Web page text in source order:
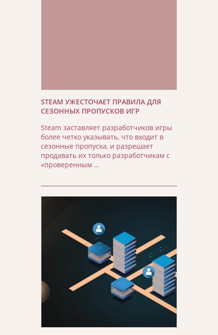
STEAM УЖЕСТОЧАЕТ ПРАВИЛА ДЛЯ
СЕЗОННЫХ ПРОПУСКОВ ИГР
Steam заставляет разработчиков игры
более четко указывать, что входит в
сезонные пропуска, и разрешает
продавать их только разработчикам с
«проверенным …